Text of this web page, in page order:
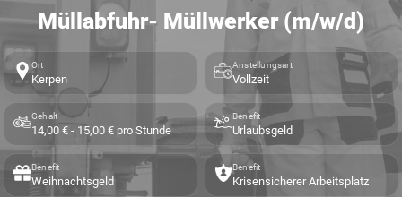
Müllabfuhr- Müllwerker (m/w/d)
Ort
Kerpen
Anstellungsart
Vollzeit
Gehalt
14,00 € - 15,00 € pro Stunde
Benefit
Urlaubsgeld
Benefit
Weihnachtsgeld
Benefit
Krisensicherer Arbeitsplatz